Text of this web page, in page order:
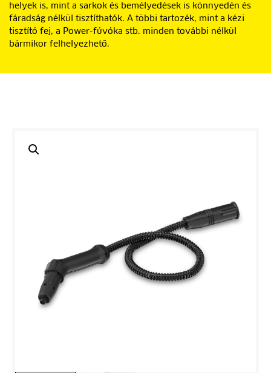
helyek is, mint a sarkok és bemélyedések is könnyedén és
fáradság nélkül tisztíthatók. A többi tartozék, mint a kézi
tisztító fej, a Power-fúvóka stb. minden további nélkül
bármikor felhelyezhető.